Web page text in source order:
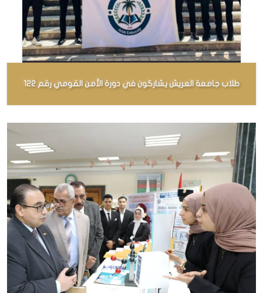
طلاب جامعة العريش يشاركون في دورة الأمن القومي رقم 122